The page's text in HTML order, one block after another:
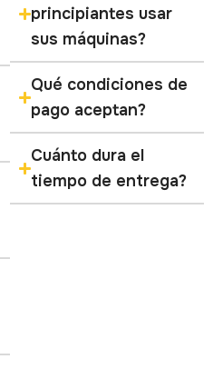
principiantes usar
sus máquinas?
Qué condiciones de
pago aceptan?
Cuánto dura el
tiempo de entrega?